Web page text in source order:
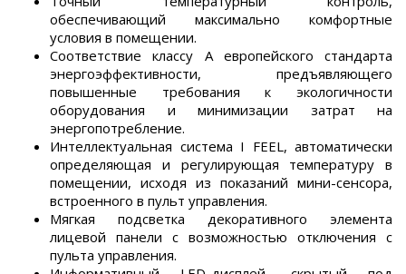
обеспечивающий максимально комфортные
условия в помещении.
Соответствие классу А европейского стандарта
энергоэффективности, предъявляющего
повышенные требования к экологичности
оборудования и минимизации затрат на
энергопотребление.
Интеллектуальная система I FEEL, автоматически
определяющая и регулирующая температуру в
помещении, исходя из показаний мини-сенсора,
встроенного в пульт управления.
Мягкая подсветка декоративного элемента
лицевой панели с возможностью отключения с
пульта управления.